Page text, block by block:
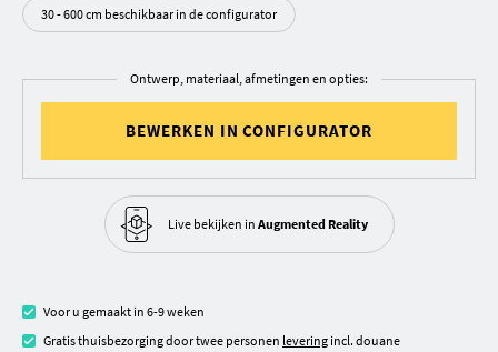
30 - 600 cm beschikbaar in de configurator
Ontwerp, materiaal, afmetingen en opties:
BEWERKEN IN CONFIGURATOR
Live bekijken in Augmented Reality
Voor u gemaakt in 6-9 weken
Gratis thuisbezorging door twee personen levering incl. douane